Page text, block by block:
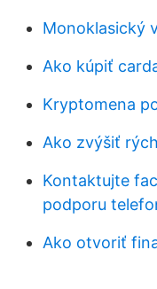
Monoklasický
Ako kúpiť
Kryptomena
Ako zvýšiť
Kontaktujte
podporu
Ako otvoriť